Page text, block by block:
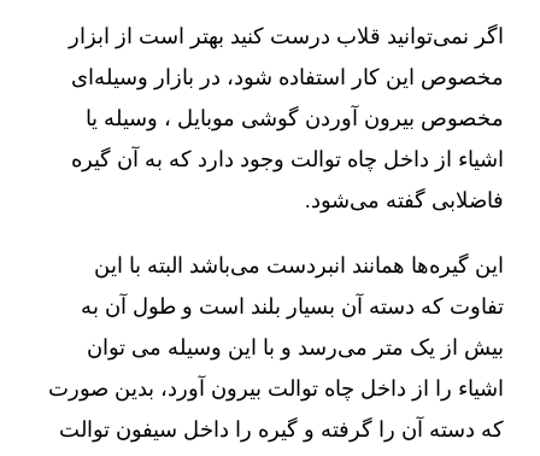
اگر نمی‌توانید قلاب درست کنید بهتر است از ابزار
مخصوص این کار استفاده شود، در بازار وسیله‌ای
مخصوص بیرون آوردن گوشی موبایل ، وسیله یا
اشیاء از داخل چاه توالت وجود دارد که به آن گیره
فاضلابی گفته می‌شود.
این گیره‌ها همانند انبردست می‌باشد البته با این
تفاوت که دسته آن بسیار بلند است و طول آن به
بیش از یک متر می‌رسد و با این وسیله می توان
اشیاء را از داخل چاه توالت بیرون آورد، بدین صورت
که دسته آن را گرفته و گیره را داخل سیفون توالت